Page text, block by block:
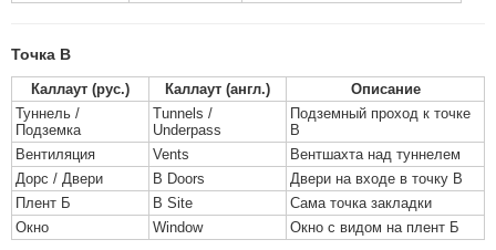
Точка B
Каллаут (рус.) Каллаут (англ.)
Описание
Туннель /
Подземка
Tunnels /
Underpass
Подземный проход к точке
В
Вентиляция
Vents
Вентшахта над туннелем
Дорс / Двери
B Doors
Двери на входе в точку В
Плент Б
B Site
Сама точка закладки
Окно
Window Окно с видом на плент Б